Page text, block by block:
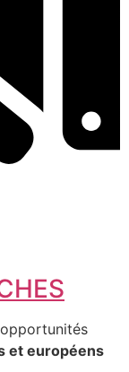
opportunités
et européens